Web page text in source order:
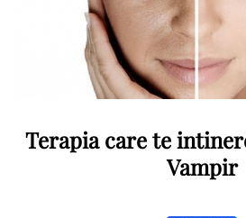
Terapia care te
Vampir